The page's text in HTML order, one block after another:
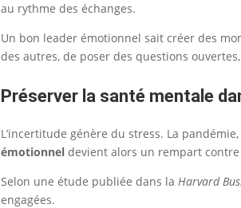
au rythme des échanges.
Un bon leader émotionnel sait créer des
des autres, de poser des questions
Préserver la santé mentale
L’incertitude génère du stress. La
émotionnel devient alors un rempart
Selon une étude publiée dans laHarvard
engagées.